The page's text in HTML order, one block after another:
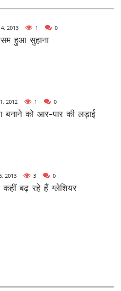
2013 1 0
हुआ सुहाना
2012 1 0
बनाने को आर-पार की लड़ाई
2013 3 0
कहीं बढ़ रहे हैं ग्लेशियर